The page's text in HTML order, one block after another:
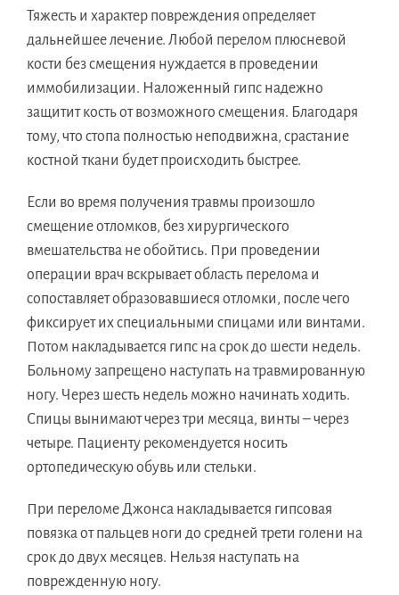
Тяжесть и характер повреждения определяет
дальнейшее лечение. Любой перелом плюсневой
кости без смещения нуждается в проведении
иммобилизации. Наложенный гипс надежно
защитит кость от возможного смещения. Благодаря
тому, что стопа полностью неподвижна, срастание
костной ткани будет происходить быстрее.
Если во время получения травмы произошло
смещение отломков, без хирургического
вмешательства не обойтись. При проведении
операции врач вскрывает область перелома и
сопоставляет образовавшиеся отломки, после чего
фиксирует их специальными спицами или винтами.
Потом накладывается гипс на срок до шести недель.
Больному запрещено наступать на травмированную
ногу. Через шесть недель можно начинать ходить.
Спицы вынимают через три месяца, винты – через
четыре. Пациенту рекомендуется носить
ортопедическую обувь или стельки.
При переломе Джонса накладывается гипсовая
повязка от пальцев ноги до средней трети голени на
срок до двух месяцев. Нельзя наступать на
поврежденную ногу.